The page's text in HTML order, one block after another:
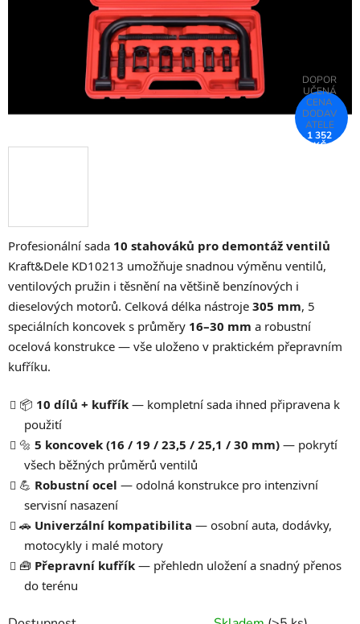
Profesionální sada 10 stahováků pro demontáž ventilů
Kraft&Dele KD10213 umožňuje snadnou výměnu ventilů,
ventilových pružin i těsnění na většině benzínových i
dieselových motorů. Celková délka nástroje 305 mm, 5
speciálních koncovek s průměry 16–30 mm a robustní
ocelová konstrukce — vše uloženo v praktickém přepravním
kufříku.
📦 10 dílů + kufřík — kompletní sada ihned připravena k
použití
🔩 5 koncovek (16 / 19 / 23,5 / 25,1 / 30 mm) — pokrytí
všech běžných průměrů ventilů
💪 Robustní ocel — odolná konstrukce pro intenzivní
servisní nasazení
🚗 Univerzální kompatibilita — osobní auta, dodávky,
motocykly i malé motory
🧰 Přepravní kufřík — přehledn uložení a snadný přenos
do terénu
1 352
KČ